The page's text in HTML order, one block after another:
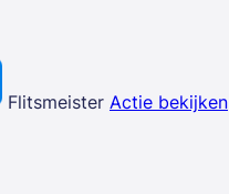
Flitsmeister Actie bekijken